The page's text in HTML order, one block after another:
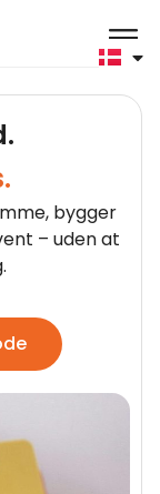
bygger
– uden at